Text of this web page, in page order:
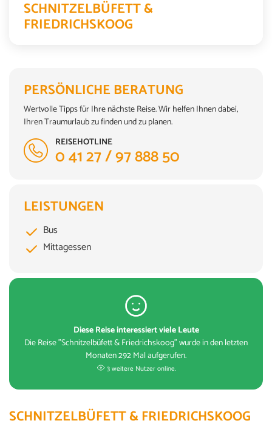
SCHNITZELBÜFETT &
FRIEDRICHSKOOG
SCHNITZELBÜFETT & FRIEDRICHSKOOG
PERSÖNLICHE BERATUNG
Wertvolle Tipps für Ihre nächste Reise. Wir helfen Ihnen dabei,
Ihren Traumurlaub zu finden und zu planen.
REISEHOTLINE
0 41 27 / 97 888 50
LEISTUNGEN
Bus
Mittagessen
Diese Reise interessiert viele Leute
Die Reise "Schnitzelbüfett & Friedrichskoog" wurde in den letzten
Monaten 292 Mal aufgerufen.
3 weitere Nutzer online.